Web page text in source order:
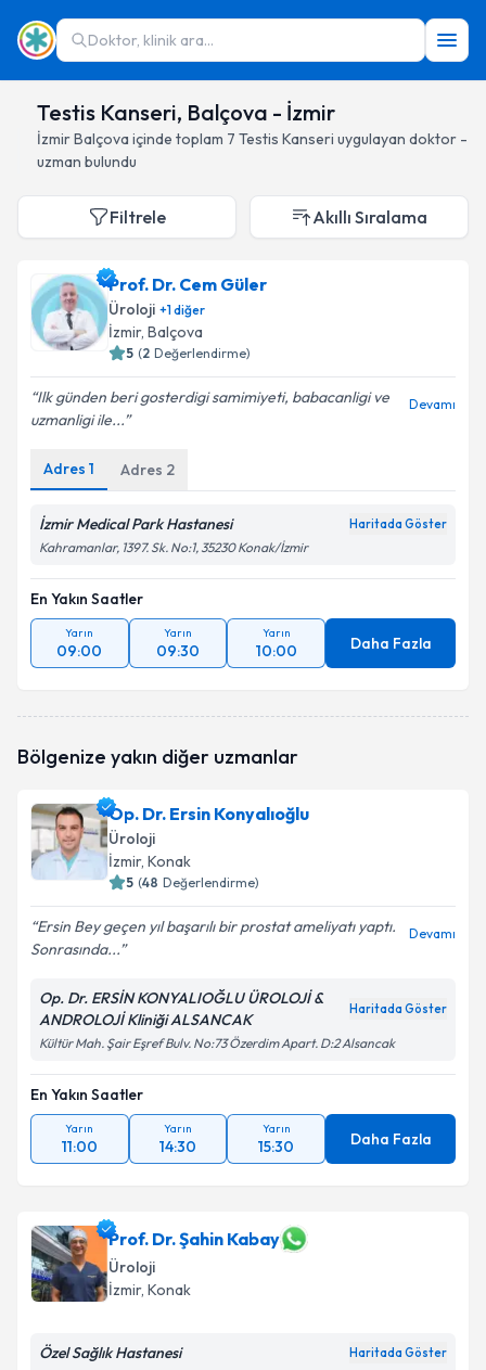
Doktor, klinik ara...
Testis Kanseri, Balçova - İzmir
İzmirBalçova içinde toplam 7 Testis Kanseri uygulayan doktor -
uzman bulundu
Filtrele Akıllı Sıralama
Prof. Dr. Cem Güler
Üroloji +1diğer
İzmir, Balçova
5 (2 Değerlendirme)
Ilk günden beri gosterdigi samimiyeti, babacanligi ve
uzmanligi ile...
Devamı
Adres 1 Adres 2
İzmir Medical Park Hastanesi Haritada Göster
Kahramanlar, 1397. Sk. No:1, 35230 Konak/İzmir
En Yakın Saatler
Yarın
09:00
Yarın
09:30
Yarın
10:00 Daha Fazla
Bölgenize yakın diğer uzmanlar
Op. Dr. Ersin Konyalıoğlu
Üroloji
İzmir, Konak
5 (48 Değerlendirme)
Ersin Bey geçen yıl başarılı bir prostat ameliyatı yaptı.
Sonrasında...
Devamı
Op. Dr. ERSİN KONYALIOĞLU ÜROLOJİ &
ANDROLOJİ Kliniği ALSANCAK
Haritada Göster
Kültür Mah. Şair Eşref Bulv. No:73 Özerdim Apart. D:2 Alsancak
En Yakın Saatler
Yarın
11:00
Yarın
14:30
Yarın
15:30 Daha Fazla
Prof. Dr. Şahin Kabay
Üroloji
İzmir, Konak
Özel Sağlık Hastanesi Haritada Göster